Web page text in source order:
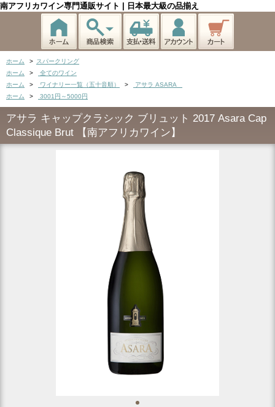
南アフリカワイン専門通販サイト | 日本最大級の品揃え
ホーム > スパークリング
ホーム
>
全てのワイン
ホーム
> ワイナリー一覧（五十音順） >
アサラ ASARA
ホーム
> 3001円～5000円
アサラ キャップクラシック ブリュット 2017 Asara Cap
Classique Brut 【南アフリカワイン】